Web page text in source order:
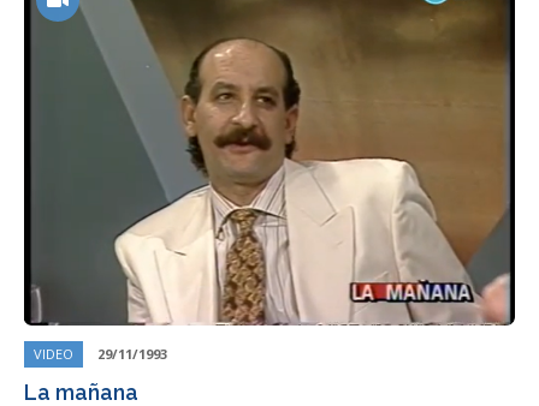
VIDEO 29/11/1993
La mañana